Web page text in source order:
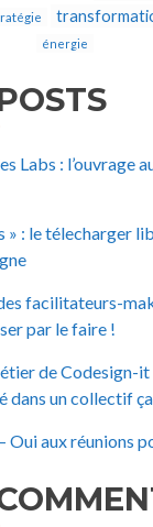
énergie
Labs : l’ouvrage
» : le télecharger
facilitateurs-
par le faire !
de Codesign-it
un collectif
Oui aux réunions